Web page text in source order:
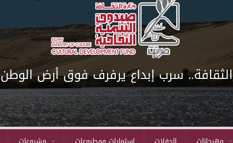
الثقافة.. سرب إبداع يرفرف فوق أرض الوطن